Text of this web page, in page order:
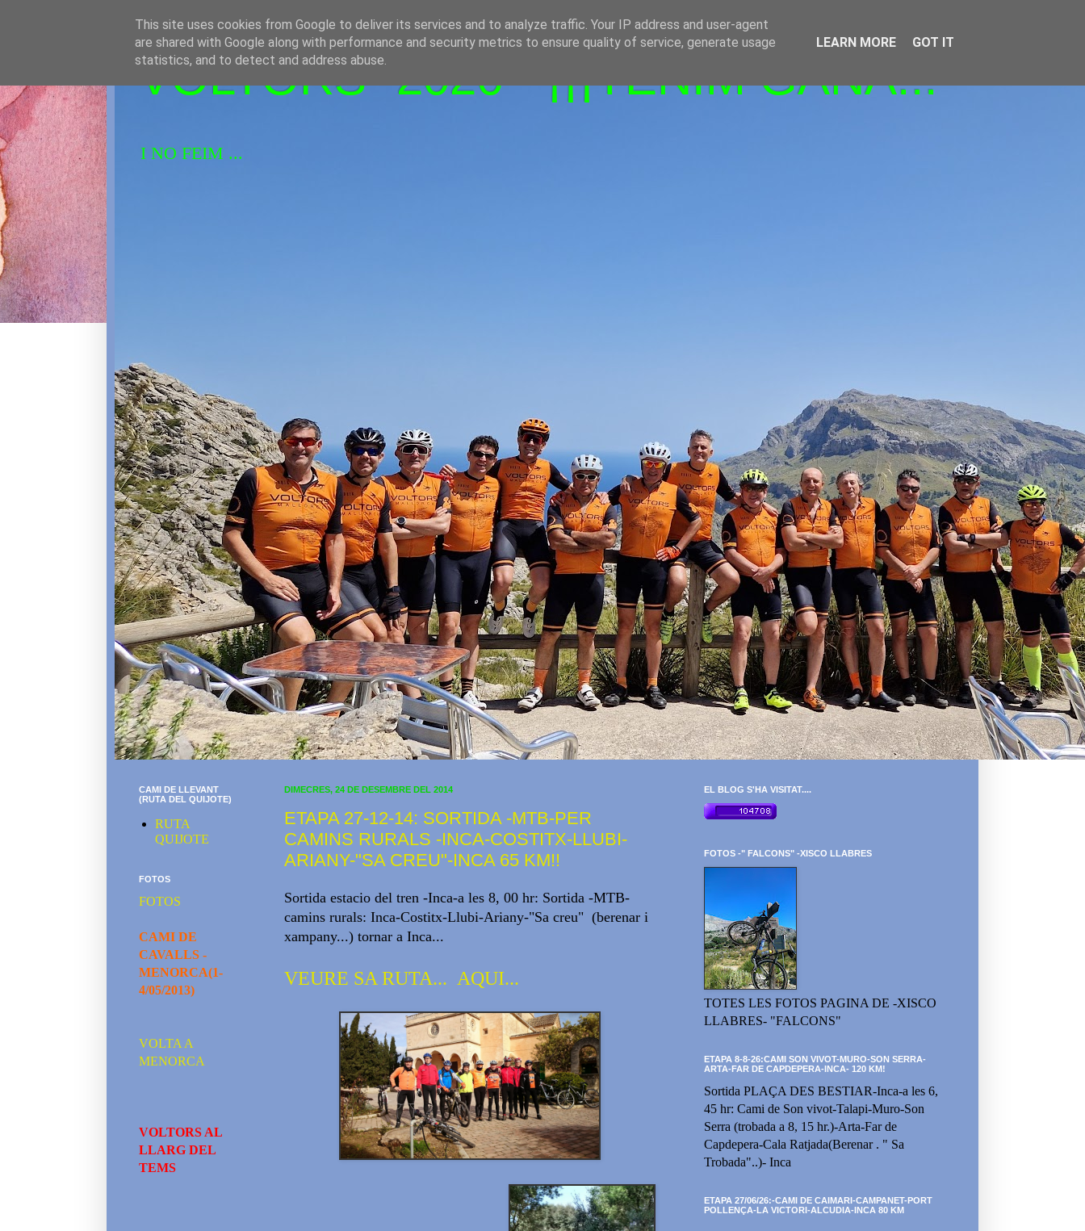
VOLTORS -2026 - ¡¡¡TENIM GANA!!!
I NO FEIM ...
DIMECRES, 24 DE DESEMBRE DEL 2014
ETAPA 27-12-14: SORTIDA -MTB-PER
CAMINS RURALS -INCA-COSTITX-LLUBI-
ARIANY-"SA CREU"-INCA 65 KM!!
Sortida estacio del tren -Inca-a les 8, 00 hr: Sortida -MTB-
camins rurals: Inca-Costitx-Llubi-Ariany-"Sa creu" (berenar i
xampany...) tornar a Inca...
VEURE SA RUTA... AQUI...
CAMI DE LLEVANT
(RUTA DEL QUIJOTE)
RUTA
QUIJOTE
FOTOS
FOTOS
CAMI DE
CAVALLS -
MENORCA(1-
4/05/2013)
VOLTA A
MENORCA
VOLTORS AL
LLARG DEL
TEMS
EL BLOG S'HA VISITAT....
FOTOS -" FALCONS" -XISCO LLABRES
TOTES LES FOTOS PAGINA DE -XISCO
LLABRES- "FALCONS"
ETAPA 8-8-26:CAMI SON VIVOT-MURO-SON SERRA-
ARTA-FAR DE CAPDEPERA-INCA- 120 KM!
Sortida PLAÇA DES BESTIAR-Inca-a les 6,
45 hr: Cami de Son vivot-Talapi-Muro-Son
Serra (trobada a 8, 15 hr.)-Arta-Far de
Capdepera-Cala Ratjada(Berenar . " Sa
Trobada"..)- Inca
ETAPA 27/06/26:-CAMI DE CAIMARI-CAMPANET-PORT
POLLENÇA-LA VICTORI-ALCUDIA-INCA 80 KM
This site uses cookies from Google to deliver its services and to analyze traffic. Your IP address and user-agent
are shared with Google along with performance and security metrics to ensure quality of service, generate usage
statistics, and to detect and address abuse.
LEARN MORE GOT IT